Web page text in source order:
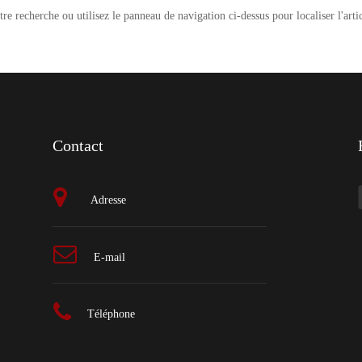
recherche ou utilisez le panneau de navigation ci-dessus pour localiser
Contact
Adresse
E-mail
Téléphone